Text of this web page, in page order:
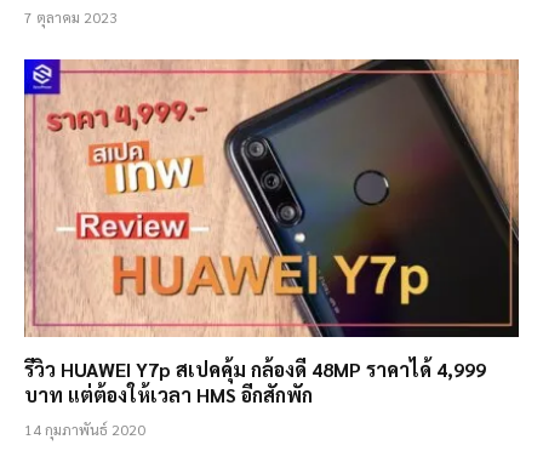
7 ตุลาคม 2023
รีวิว HUAWEI Y7p สเปคคุ้ม กล้องดี 48MP ราคาได้ 4,999
บาท แต่ต้องให้เวลา HMS อีกสักพัก
14 กุมภาพันธ์ 2020